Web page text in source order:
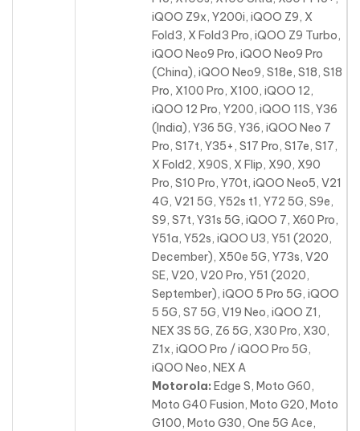
iQOO Z9x, Y200i, iQOO Z9, X
Fold3, X Fold3 Pro, iQOO Z9 Turbo,
iQOO Neo9 Pro, iQOO Neo9 Pro
(China), iQOO Neo9, S18e, S18, S18
Pro, X100 Pro, X100, iQOO 12,
iQOO 12 Pro, Y200, iQOO 11S, Y36
(India), Y36 5G, Y36, iQOO Neo 7
Pro, S17t, Y35+, S17 Pro, S17e, S17,
X Fold2, X90S, X Flip, X90, X90
Pro, S10 Pro, Y70t, iQOO Neo5, V21
4G, V21 5G, Y52s t1, Y72 5G, S9e,
S9, S7t, Y31s 5G, iQOO 7, X60 Pro,
Y51a, Y52s, iQOO U3, Y51 (2020,
December), X50e 5G, Y73s, V20
SE, V20, V20 Pro, Y51 (2020,
September), iQOO 5 Pro 5G, iQOO
5 5G, S7 5G, V19 Neo, iQOO Z1,
NEX 3S 5G, Z6 5G, X30 Pro, X30,
Z1x, iQOO Pro / iQOO Pro 5G,
iQOO Neo, NEX A
Motorola: Edge S, Moto G60,
Moto G40 Fusion, Moto G20, Moto
G100, Moto G30, One 5G Ace,